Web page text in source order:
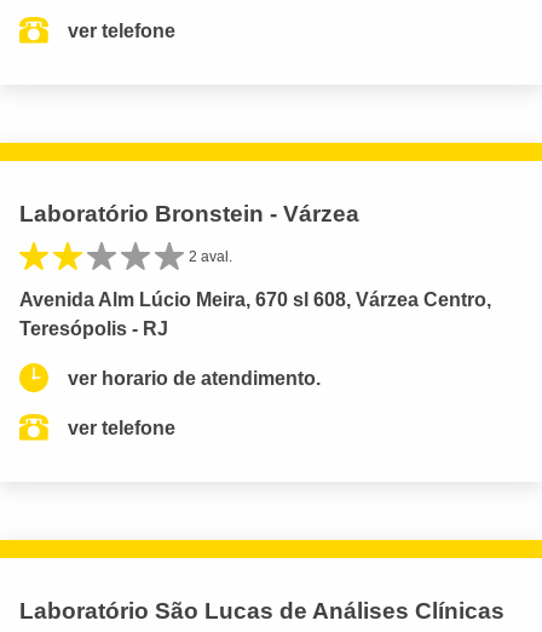
ver telefone
Laboratório Bronstein - Várzea
2 aval.
Avenida Alm Lúcio Meira, 670 sl 608, Várzea Centro,
Teresópolis - RJ
ver horario de atendimento.
ver telefone
Laboratório São Lucas de Análises Clínicas